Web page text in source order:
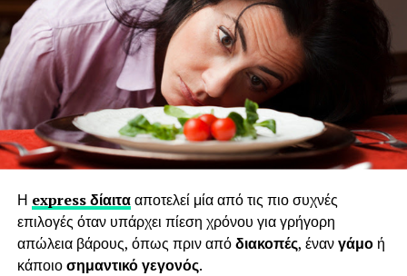
Ποια τα οφέλη της νηστείας;
Σωματικό Βάρος
Μελέτες έχουν δείξει ότι κατά την περίοδο της νηστείας
υπάρχει μία μείωση της τάξης των 200 kcal στην
ενεργειακή πρόσληψη σε σχέση με τον υπόλοιπο χρόνο.
Η νηστεία συμβάλλει στο αρνητικό ισοζύγιο ενέργειας και
φαίνεται να οδηγεί σε μείωση βάρους και σωματικού
λίπους. Εγώ όσους ξεκινώ με πλάνο νηστείας του κάνω
λιπομέτρηση, στην αρχή και στο τέλος, όπου πάντα
παρατηρώ μείωση και στο βάρος και στο λίπος.
Η express δίαιτααποτελεί μία από τις πιο συχνές
επιλογές όταν υπάρχει πίεση χρόνου για γρήγορη
απώλεια βάρους, όπως πριν απόδιακοπές, ένανγάμοή
κάποιοσημαντικό γεγονός.